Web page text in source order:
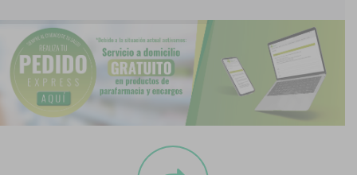
Pedidos express
Blog
Contacto
Boletín